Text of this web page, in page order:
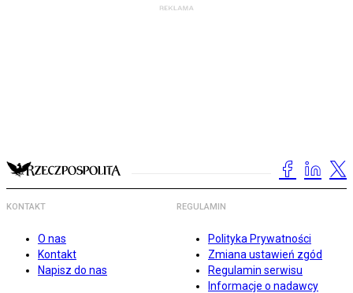
KONTAKT
O nas
Kontakt
Napisz do nas
REGULAMIN
Polityka Prywatności
Zmiana ustawień zgód
Regulamin serwisu
Informacje o nadawcy